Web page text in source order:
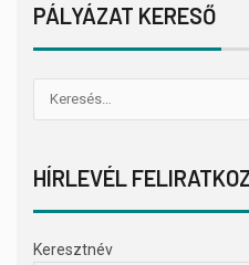
PÁLYÁZAT KERESŐ
HÍRLEVÉL
Keresztnév